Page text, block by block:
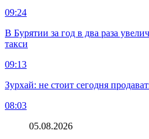
09:24
В Бурятии за год в два раза
такси
09:13
Зурхай: не стоит сегодня
08:03
05.08.2026